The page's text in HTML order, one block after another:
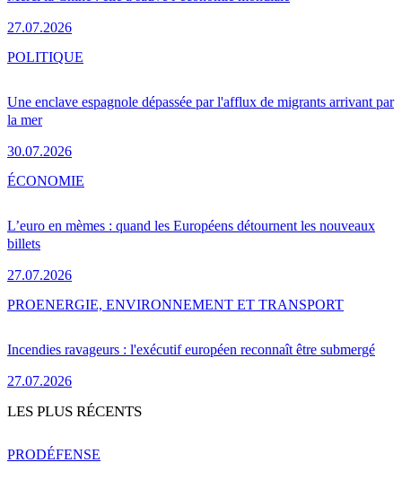
27.07.2026
Une enclave espagnole dépassée par l'afflux de migrants arrivant par
la mer
30.07.2026
POLITIQUE
L’euro en mèmes : quand les Européens détournent les nouveaux
billets
27.07.2026
ÉCONOMIE
Incendies ravageurs : l'exécutif européen reconnaît être submergé
27.07.2026
PROENERGIE, ENVIRONNEMENT ET TRANSPORT
LES PLUS RÉCENTS
PRODÉFENSE